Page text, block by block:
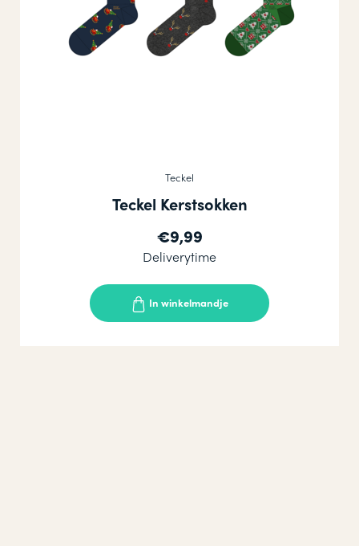
Teckel
Teckel Kerstsokken
€9,99
Deliverytime
In winkelmandje